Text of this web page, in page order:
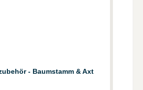
- Baumstamm & Axt